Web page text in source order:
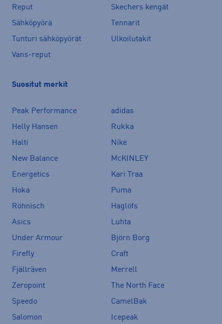
Reput
Skechers kengät
Sähköpyörä
Tennarit
Tunturi sähköpyörät
Ulkoilutakit
Vans-reput
Suositut merkit
Peak Performance
adidas
Helly Hansen
Rukka
Halti
Nike
New Balance
McKINLEY
Energetics
Kari Traa
Hoka
Puma
Röhnisch
Haglöfs
Asics
Luhta
Under Armour
Björn Borg
Firefly
Craft
Fjällräven
Merrell
Zeropoint
The North Face
Speedo
CamelBak
Salomon
Icepeak